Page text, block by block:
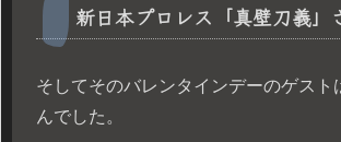
新日本プロレス「真壁刀義」
そしてそのバレンタインデーのゲスト
んでした。